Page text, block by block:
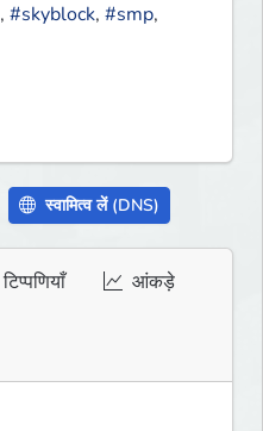
, #skyblock, #smp,
स्वामित्व लें (DNS)
टिप्पणियाँ आंकड़े